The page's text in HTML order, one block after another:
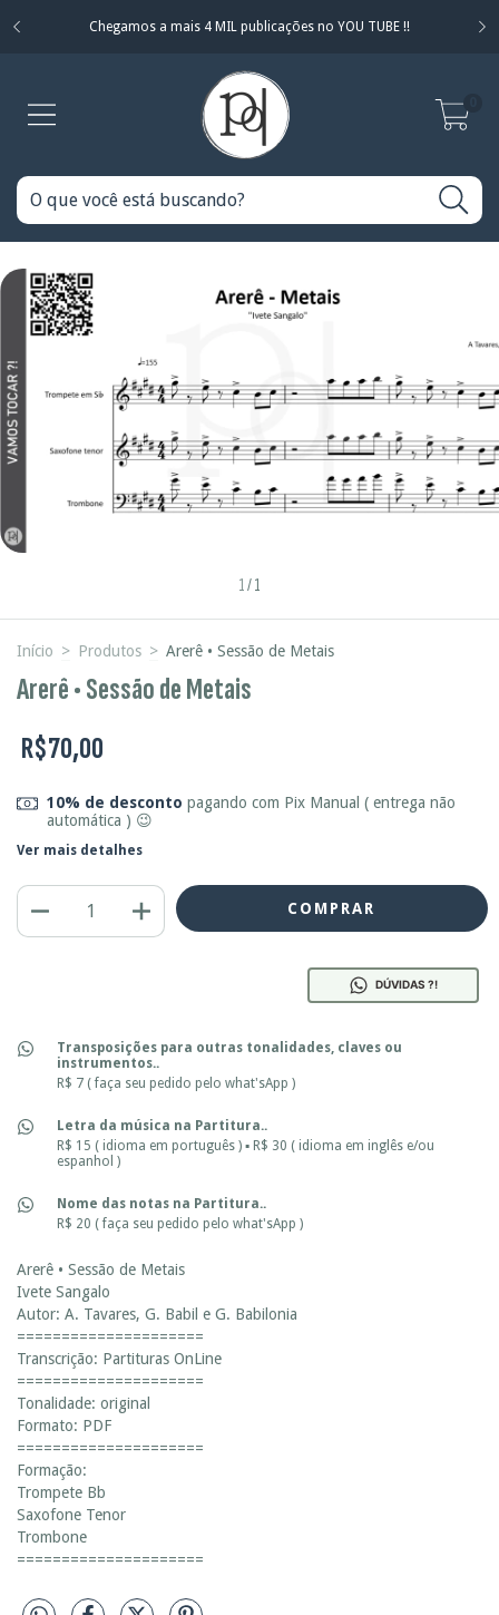
Chegamos a mais 4 MIL publicações no YOU TUBE !!
1/1
Início > Produtos > Arerê • Sessão de Metais
Arerê • Sessão de Metais
R$70,00
10% de desconto pagando com Pix Manual ( entrega não
automática ) 😉
Ver mais detalhes
DÚVIDAS ?!
Transposições para outras tonalidades, claves ou
instrumentos..
R$ 7 ( faça seu pedido pelo what'sApp )
Letra da música na Partitura..
R$ 15 ( idioma em português ) ▪ R$ 30 ( idioma em inglês e/ou
espanhol )
Nome das notas na Partitura..
R$ 20 ( faça seu pedido pelo what'sApp )
Arerê • Sessão de Metais
Ivete Sangalo
Autor: A. Tavares, G. Babil e G. Babilonia
=====================
Transcrição: Partituras OnLine
=====================
Tonalidade: original
Formato: PDF
=====================
Formação:
Trompete Bb
Saxofone Tenor
Trombone
=====================